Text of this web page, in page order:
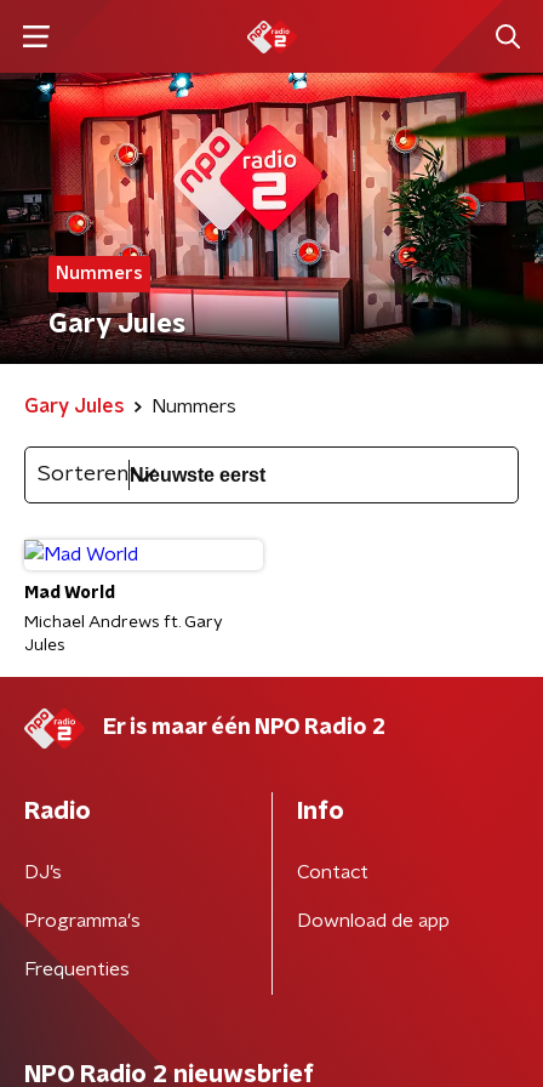
Nummers
Gary Jules
Gary Jules Nummers
Sorteren
Mad World
Michael Andrews ft. Gary
Jules
Er is maar één NPO Radio 2
Radio
DJ’s
Programma's
Frequenties
Info
Contact
Download de app
NPO Radio 2 nieuwsbrief